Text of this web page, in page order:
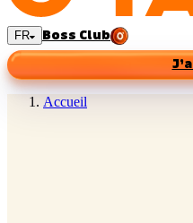
FR
Boss Club
Accueil